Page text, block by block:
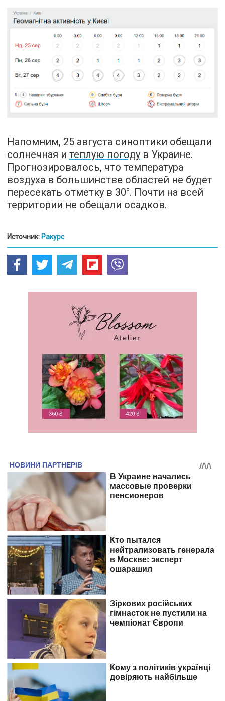
Напомним, 25 августа синоптики обещали
солнечная и теплую погоду в Украине.
Прогнозировалось, что температура
воздуха в большинстве областей не будет
пересекать отметку в 30°. Почти на всей
территории не обещали осадков.
Источник: Ракурс